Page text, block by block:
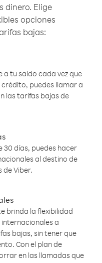
dinero. Elige
opciones
bajas:
a tu saldo cada vez que
puedes llamar a
las tarifas bajas de
30 días, puedes hacer
al destino de
de Viber.
brinda la flexibilidad
a
bajas, sin tener que
Con el plan de
en las llamadas que